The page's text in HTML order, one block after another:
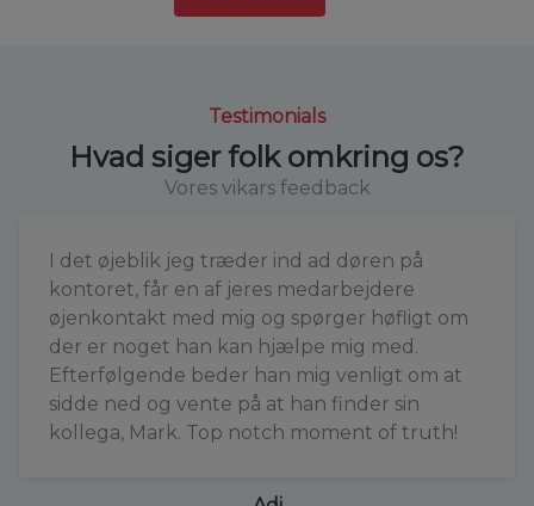
Testimonials
Hvad siger folk omkring os?
Vores vikars feedback
I det øjeblik jeg træder ind ad døren på
kontoret, får en af jeres medarbejdere
øjenkontakt med mig og spørger høfligt om
der er noget han kan hjælpe mig med.
Efterfølgende beder han mig venligt om at
sidde ned og vente på at han finder sin
kollega, Mark. Top notch moment of truth!